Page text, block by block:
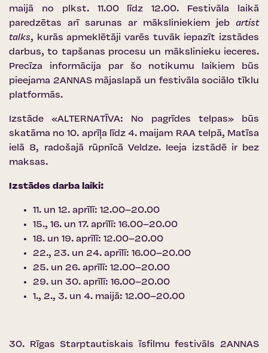
maijā no plkst. 11.00 līdz 12.00. Festivāla laikā
paredzētas arī sarunas ar māksliniekiem jeb artist
talks, kurās apmeklētāji varēs tuvāk iepazīt izstādes
darbus, to tapšanas procesu un mākslinieku ieceres.
Precīza informācija par šo notikumu laikiem būs
pieejama 2ANNAS mājaslapā un festivāla sociālo tīklu
platformās.
Izstāde «ALTERNATĪVA: No pagrīdes telpas» būs
skatāma no 10. aprīļa līdz 4. maijam RAA telpā, Matīsa
ielā 8, radošajā rūpnīcā Veldze. Ieeja izstādē ir bez
maksas.
Izstādes darba laiki:
11. un 12. aprīlī: 12.00–20.00
15., 16. un 17. aprīlī: 16.00–20.00
18. un 19. aprīlī: 12.00–20.00
22., 23. un 24. aprīlī: 16.00–20.00
25. un 26. aprīlī: 12.00–20.00
29. un 30. aprīlī: 16.00–20.00
1., 2., 3. un 4. maijā: 12.00–20.00
30. Rīgas Starptautiskais īsfilmu festivāls 2ANNAS